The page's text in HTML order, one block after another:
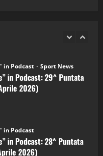
in Podcast
in Podcast: 28^ Puntata
2026)
in Podcast
in Podcast: 27^ Puntata
2026)